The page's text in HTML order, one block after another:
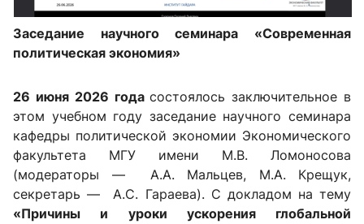
Заседание научного семинара «Современная
политическая экономия»
26 июня 2026 годасостоялось заключительное в
этом учебном году заседание научного семинара
кафедры политической экономии Экономического
факультета МГУ имени М.В. Ломоносова
(модераторы — А.А. Мальцев, М.А. Крещук,
секретарь — А.С. Гараева). С докладом на тему
«Причины и уроки ускорения глобальной